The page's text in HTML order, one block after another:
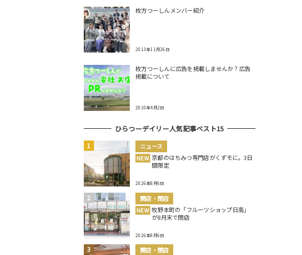
枚方つーしんメンバー紹介
2013年11月26日
枚方つーしんに広告を掲載しませんか？広告
掲載について
2010年4月2日
ひらつーデイリー人気記事ベスト15
ニュース
NEW 京都のはちみつ専門店がくずモに。3日
間限定
2026年8月6日
開店・閉店
NEW 牧野本町の「フルーツショップ日高」
が8月末で閉店
2026年8月6日
開店・閉店